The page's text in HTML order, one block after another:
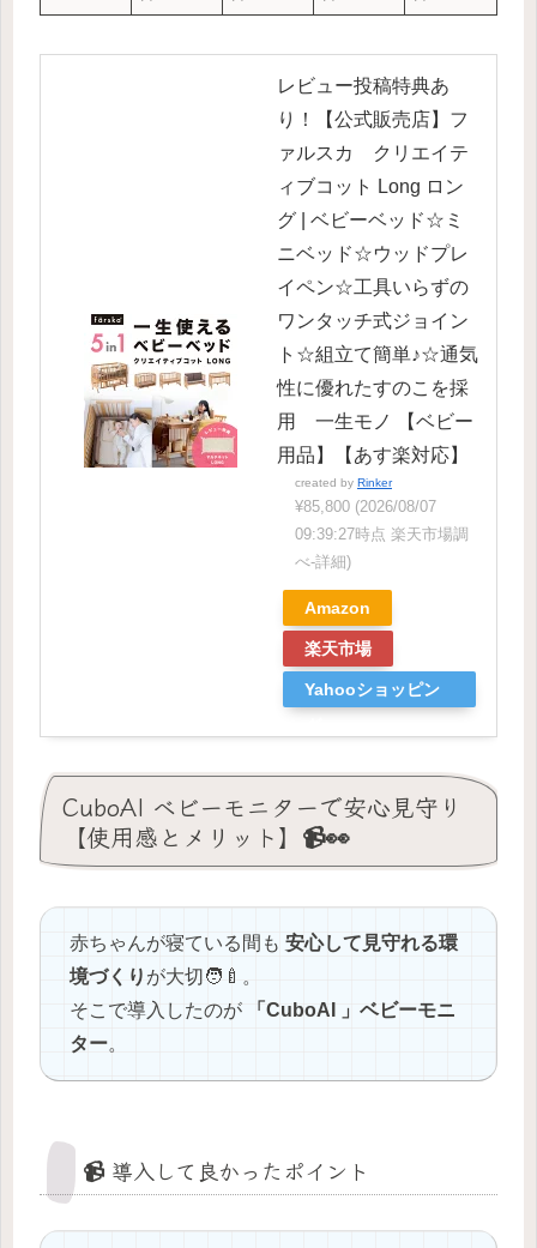
レビュー投稿特典あ
り！【公式販売店】フ
ァルスカ クリエイテ
ィブコット Long ロン
グ | ベビーベッド☆ミ
ニベッド☆ウッドプレ
イペン☆工具いらずの
ワンタッチ式ジョイン
ト☆組立て簡単♪☆通気
性に優れたすのこを採
用 一生モノ 【ベビー
用品】【あす楽対応】
created by Rinker
¥85,800 (2026/08/07
09:39:27時点 楽天市場調
べ-詳細)
Amazon
楽天市場
Yahooショッピン
CuboAI ベビーモニターで安心見守り
【使用感とメリット】📹👀
赤ちゃんが寝ている間も 安心して見守れる環
境づくり が大切🧑‍🍼。
そこで導入したのが
「CuboAI 」ベビーモニ
ター。
📹 導入して良かったポイント